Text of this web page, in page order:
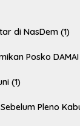
di NasDem (1)
Posko
(1)
Pleno